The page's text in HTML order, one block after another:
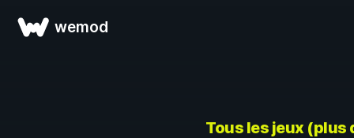
wemod
Tous les jeux (plus